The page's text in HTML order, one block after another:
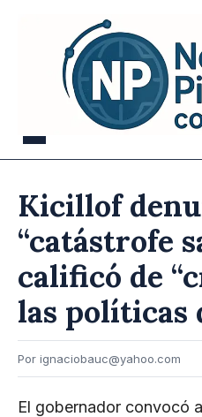
Kicillof
“catástrofe
calificó de
las políticas
Por ignaciobauc@yahoo.com
El gobernador convocó